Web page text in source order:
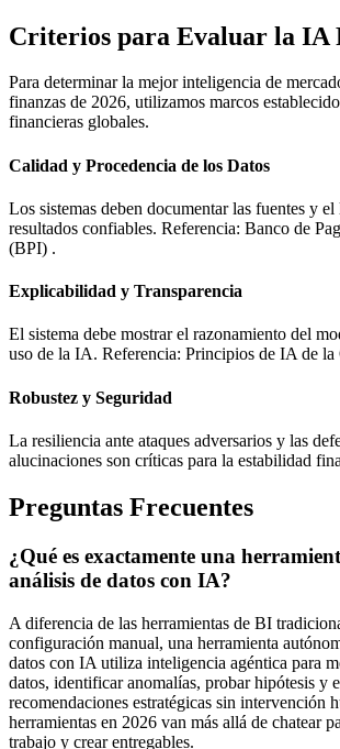
Criterios para Evaluar la IA
Para determinar la mejor inteligencia de
finanzas de 2026, utilizamos marcos
financieras globales.
Calidad y Procedencia de los Datos
Los sistemas deben documentar las fuentes y
resultados confiables. Referencia: Banco de
(BPI) .
Explicabilidad y Transparencia
El sistema debe mostrar el razonamiento del
uso de la IA. Referencia: Principios de IA de
Robustez y Seguridad
La resiliencia ante ataques adversarios y las
alucinaciones son críticas para la estabilidad
Preguntas Frecuentes
¿Qué es exactamente una
análisis de datos con IA?
A diferencia de las herramientas de BI
configuración manual, una herramienta
datos con IA utiliza inteligencia agéntica para
datos, identificar anomalías, probar hipótesis y
recomendaciones estratégicas sin intervención
herramientas en 2026 van más allá de chatear
trabajo y crear entregables.